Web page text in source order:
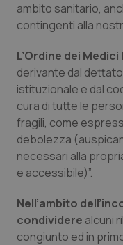
Provincia
Provincia
Puglia
Sardegna
Sicilia
Toscana
Umbria
Infezioni &
Ipertensione
Malattie rare
Malattia di
Neuroscienze
Obesità
Oftalmologia
ambito sanitario,
contingenti alla
L’Ordine dei
derivante dal
istituzionale e dal
cura di tutte le
fragili, come
debolezza
necessari alla
e accessibile)”.
Nell’ambito
condividere alcuni
congiunto ed in